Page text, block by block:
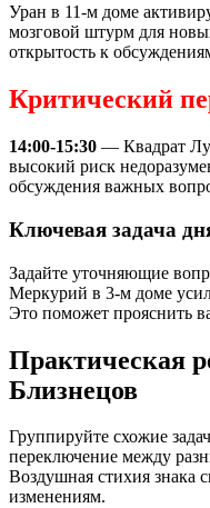
Уран в 11-м доме
мозговой штурм для
открытость к
Критический
14:00-15:30 — Квадрат
высокий риск
обсуждения важных
Ключевая задача
Задайте уточняющие
Меркурий в 3-м доме
Это поможет прояснить
Практическая
Близнецов
Группируйте схожие
переключение между
Воздушная стихия знака
изменениям.